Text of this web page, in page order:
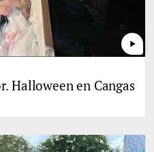
play_arrow
Halloween en Cangas